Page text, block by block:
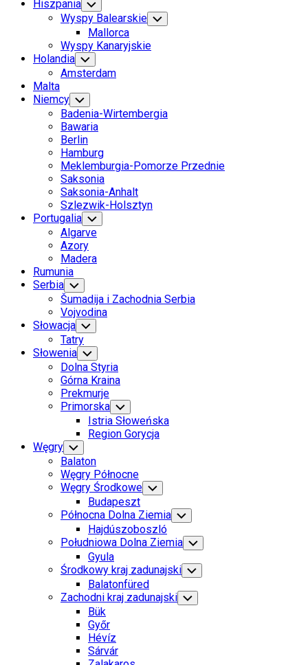
Hiszpania Toggle
Child
Menu
Wyspy Balearskie Toggle
Child
Mallorca
Wyspy Kanaryjskie
Holandia Toggle
Child
Menu
Amsterdam
Malta
Niemcy Toggle
Child
Menu
Badenia-Wirtembergia
Bawaria
Berlin
Hamburg
Meklemburgia-Pomorze Przednie
Saksonia
Saksonia-Anhalt
Szlezwik-Holsztyn
Portugalia Toggle
Child
Menu
Algarve
Azory
Madera
Rumunia
Serbia Toggle
Child
Menu
Šumadija i Zachodnia Serbia
Vojvodina
Słowacja Toggle
Child
Menu
Tatry
Słowenia Toggle
Child
Menu
Dolna Styria
Górna Kraina
Prekmurje
Primorska Toggle
Child
Menu
Istria Słoweńska
Region Gorycja
Węgry Toggle
Child
Menu
Balaton
Węgry Północne
Węgry Środkowe Toggle
Child
Menu
Budapeszt
Północna Dolna Ziemia Toggle
Child
Menu
Hajdúszoboszló
Południowa Dolna Ziemia Toggle
Child
Menu
Gyula
Środkowy kraj zadunajski Toggle
Child
Menu
Balatonfüred
Zachodni kraj zadunajski Toggle
Child
Bük
Győr
Hévíz
Sárvár